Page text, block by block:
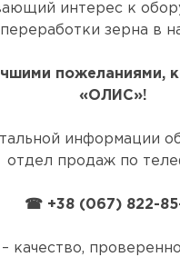
интерес к
зерна в
пожеланиями,
«ОЛИС»!
информации
отдел продаж по
☎ +38 (067) 822-
качество,